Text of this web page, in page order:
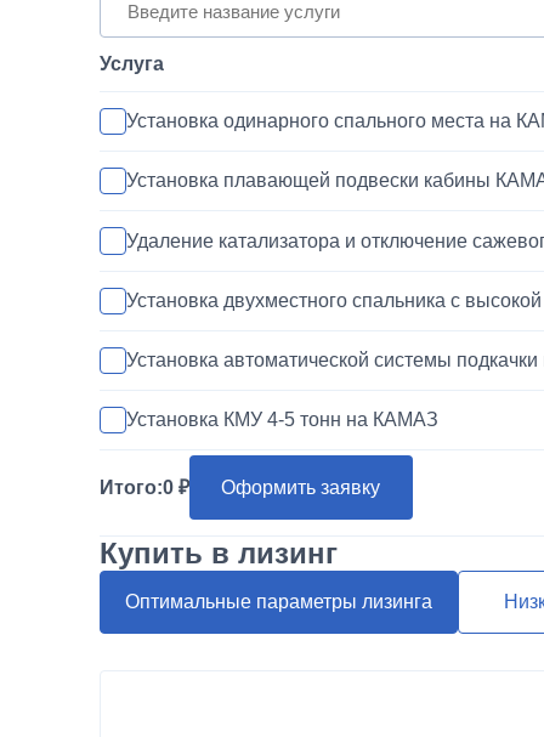
Услуга
Установка одинарного спального места на
Установка плавающей подвески кабины
Удаление катализатора и отключение
Установка двухместного спальника с
Установка автоматической системы
Установка КМУ 4-5 тонн на КАМАЗ
Установка запасного колеса на КАМАЗ
Переделка двигателя КАМАЗ ЕВРО-3/4/5 на
Итого:0 Оформить заявку
Купить в лизинг
Оптимальные параметры лизинга